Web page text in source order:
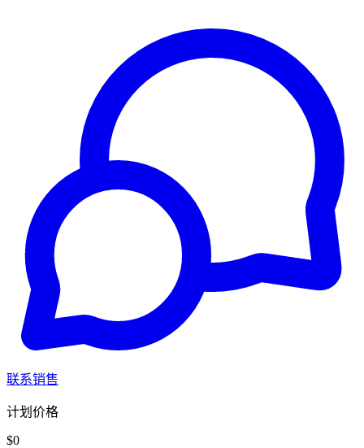
联系销售
计划价格
$0